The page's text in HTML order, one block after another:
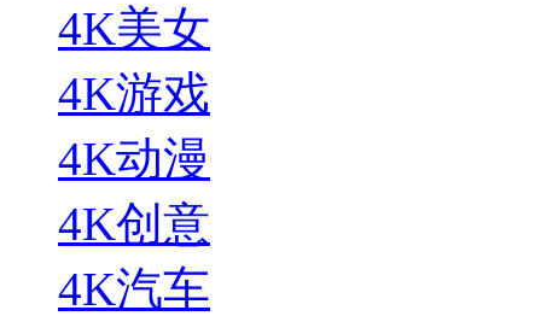
4K美女
4K游戏
4K动漫
4K创意
4K汽车